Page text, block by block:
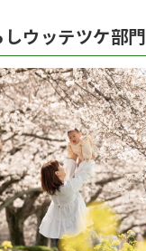
ウッテツケ部門